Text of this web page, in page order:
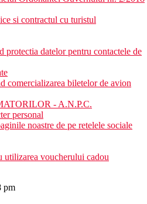
cu pietricele fine (premiat cu steag
si prosoape gratuite
plaja
mic dejun, pranz si cina tip bufet,
zilei. Cantitate nelimitata de
si bauturi alcoolice
locala.
si contractul cu turistul
protectia datelor pentru contactele de
comercializarea biletelor de avion
- A.N.P.C.
personal
noastre de pe retelele sociale
utilizarea voucherului cadou
pm